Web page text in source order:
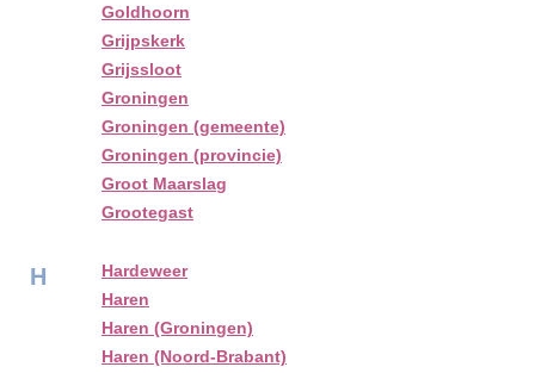
Goldhoorn
Grijpskerk
Grijssloot
Groningen
Groningen (gemeente)
Groningen (provincie)
Groot Maarslag
Grootegast
H
Hardeweer
Haren
Haren (Groningen)
Haren (Noord-Brabant)